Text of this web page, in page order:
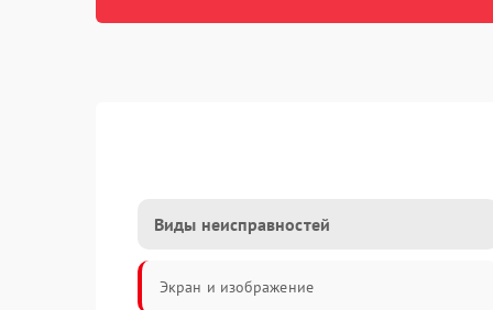
Виды неисправностей
Экран и изображение